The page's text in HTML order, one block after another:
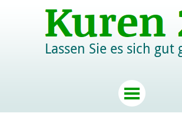
Lassen Sie es sich gut